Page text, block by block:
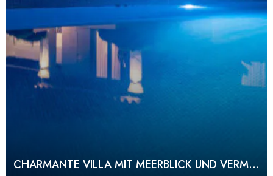
CHARMANTE VILLA MIT MEERBLICK UND VERMIETUNGSGENEHMIGUNG